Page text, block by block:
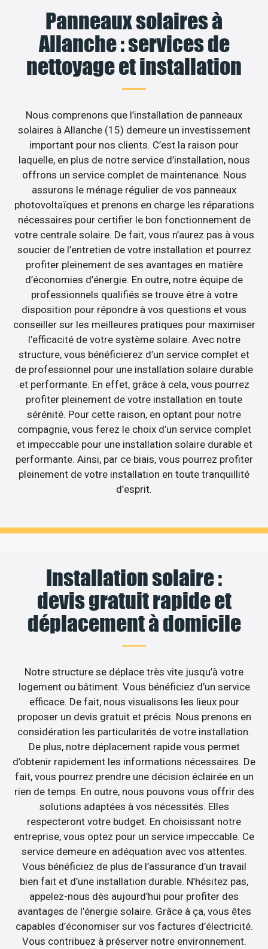
Panneaux solaires à
Allanche : services de
nettoyage et installation
Nous comprenons que l’installation de panneaux
solaires à Allanche (15) demeure un investissement
important pour nos clients. C’est la raison pour
laquelle, en plus de notre service d’installation, nous
offrons un service complet de maintenance. Nous
assurons le ménage régulier de vos panneaux
photovoltaïques et prenons en charge les réparations
nécessaires pour certifier le bon fonctionnement de
votre centrale solaire. De fait, vous n’aurez pas à vous
soucier de l’entretien de votre installation et pourrez
profiter pleinement de ses avantages en matière
d’économies d’énergie. En outre, notre équipe de
professionnels qualifiés se trouve être à votre
disposition pour répondre à vos questions et vous
conseiller sur les meilleures pratiques pour maximiser
l’efficacité de votre système solaire. Avec notre
structure, vous bénéficierez d’un service complet et
de professionnel pour une installation solaire durable
et performante. En effet, grâce à cela, vous pourrez
profiter pleinement de votre installation en toute
sérénité. Pour cette raison, en optant pour notre
compagnie, vous ferez le choix d’un service complet
et impeccable pour une installation solaire durable et
performante. Ainsi, par ce biais, vous pourrez profiter
pleinement de votre installation en toute tranquillité
d’esprit.
Installation solaire :
devis gratuit rapide et
déplacement à domicile
Notre structure se déplace très vite jusqu’à votre
logement ou bâtiment. Vous bénéficiez d’un service
efficace. De fait, nous visualisons les lieux pour
proposer un devis gratuit et précis. Nous prenons en
considération les particularités de votre installation.
De plus, notre déplacement rapide vous permet
d’obtenir rapidement les informations nécessaires. De
fait, vous pourrez prendre une décision éclairée en un
rien de temps. En outre, nous pouvons vous offrir des
solutions adaptées à vos nécessités. Elles
respecteront votre budget. En choisissant notre
entreprise, vous optez pour un service impeccable. Ce
service demeure en adéquation avec vos attentes.
Vous bénéficiez de plus de l’assurance d’un travail
bien fait et d’une installation durable. N’hésitez pas,
appelez-nous dès aujourd’hui pour profiter des
avantages de l’énergie solaire. Grâce à ça, vous êtes
capables d’économiser sur vos factures d’électricité.
Vous contribuez à préserver notre environnement.